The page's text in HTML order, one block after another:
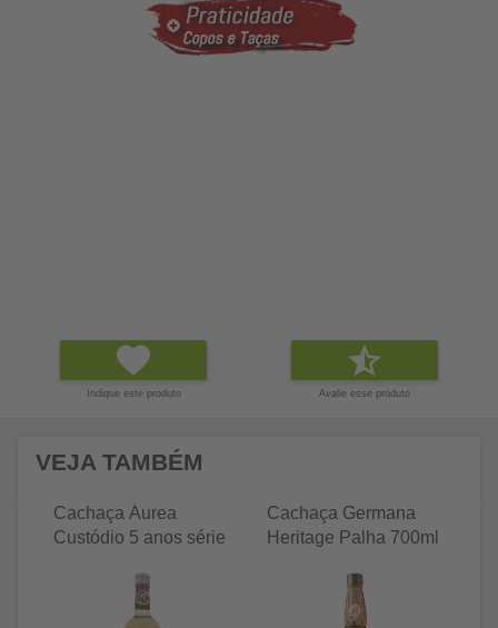
Indique este produto Avalie esse produto
VEJA TAMBÉM
Cachaça Áurea
Custódio 5 anos série
Cachaça Germana
Heritage Palha 700ml